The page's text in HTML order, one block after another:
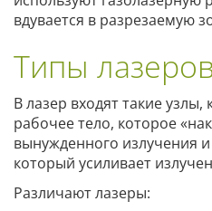
вдувается в разрезаемую
Типы
В лазер входят такие узлы,
рабочее тело, которое
вынужденного излучения
который усиливает
Различают лазеры: